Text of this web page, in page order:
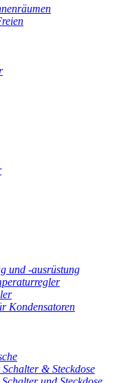
und -ausrüstung
Kondensatoren
Schalter & Steckdose